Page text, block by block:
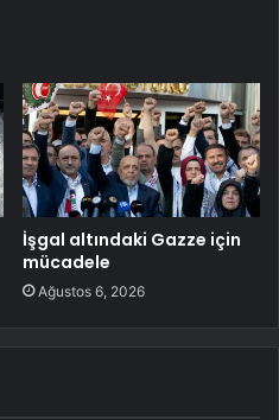
İşgal altındaki Gazze için
mücadele
Ağustos 6, 2026